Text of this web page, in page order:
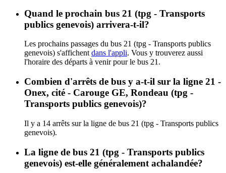
Quand le prochain bus 21 (tpg - Transports
publics genevois) arrivera-t-il?
Les prochains passages du bus 21 (tpg - Transports publics
genevois) s'affichent dans l'appli. Vous y trouverez aussi
l'horaire des départs à venir pour le bus 21.
Combien d'arrêts de bus y a-t-il sur la ligne 21 -
Onex, cité - Carouge GE, Rondeau (tpg -
Transports publics genevois)?
Il y a 14 arrêts sur la ligne de bus 21 (tpg - Transports publics
genevois).
La ligne de bus 21 (tpg - Transports publics
genevois) est-elle généralement achalandée?